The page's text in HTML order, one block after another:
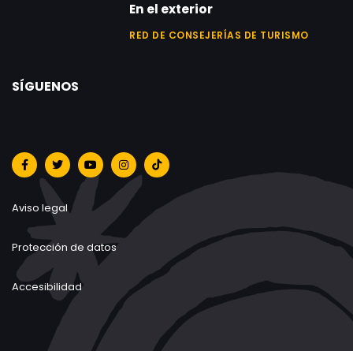
En el exterior
RED DE CONSEJERÍAS DE TURISMO
SÍGUENOS
Aviso legal
Protección de datos
Accesibilidad